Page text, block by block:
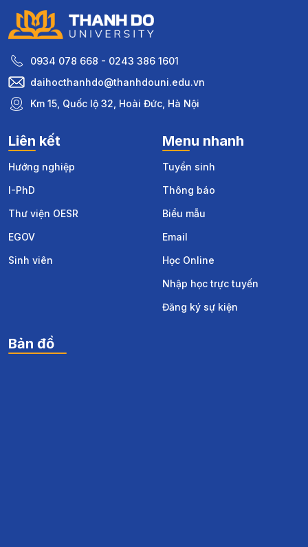
0934 078 668 - 0243 386 1601
daihocthanhdo@thanhdouni.edu.vn
Km 15, Quốc lộ 32, Hoài Đức, Hà Nội
Liên kết
Hướng nghiệp
I-PhD
Thư viện OESR
EGOV
Sinh viên
Menu nhanh
Tuyển sinh
Thông báo
Biểu mẫu
Email
Học Online
Nhập học trực tuyến
Đăng ký sự kiện
Bản đồ